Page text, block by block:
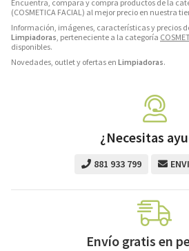
Encuentra, compara y compra productos de la
(COSMETICA FACIAL) al mejor precio en nuestra
Información, imágenes, características y precios
Limpiadoras, perteneciente a la categoría
disponibles.
Novedades, outlet y ofertas en Limpiadoras.
¿Necesitas
881 933 799
Envío gratis en